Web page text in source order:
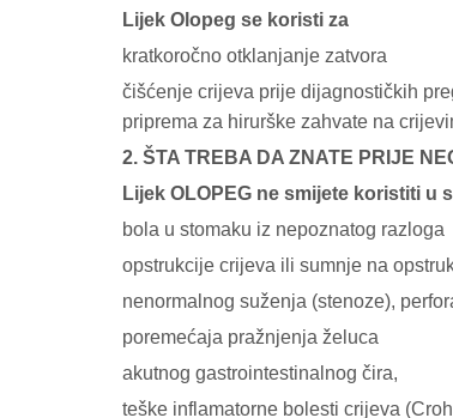
Lijek Olopeg se koristi za
kratkoročno otklanjanje zatvora
čišćenje crijeva prije dijagnostičkih
priprema za hirurške zahvate na
2. ŠTA TREBA DA ZNATE PRIJE
Lijek OLOPEG ne smijete koristiti u
bola u stomaku iz nepoznatog razloga
opstrukcije crijeva ili sumnje na
nenormalnog suženja (stenoze),
poremećaja pražnjenja želuca
akutnog gastrointestinalnog čira,
teške inflamatorne bolesti crijeva